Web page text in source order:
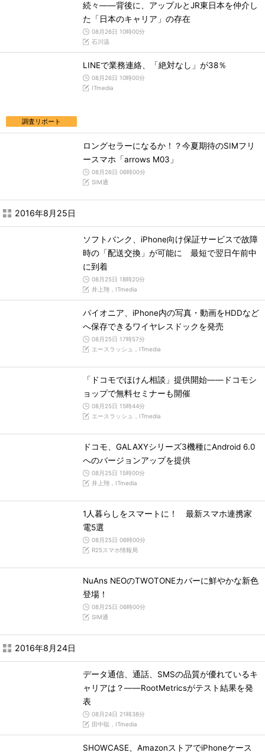
続々――背後に、アップルとJR東日本を仲介し
た「日本のキャリア」の存在
08月26日 10時00分
石川温
調査リポート
LINEで業務連絡、「絶対なし」が38％
08月26日 10時00分
ITmedia
ロングセラーになるか！？今夏期待のSIMフリ
ースマホ「arrows M03」
08月26日 06時00分
SIM通
2016年8月25日
ソフトバンク、iPhone向け保証サービスで故障
時の「配送交換」が可能に 最短で翌日午前中
に到着
08月25日 18時20分
井上翔，ITmedia
パイオニア、iPhone内の写真・動画をHDDなど
へ保存できるワイヤレスドックを発売
08月25日 17時57分
エースラッシュ，ITmedia
「ドコモでほけん相談」提供開始――ドコモシ
ョップで無料セミナーも開催
08月25日 15時44分
エースラッシュ，ITmedia
ドコモ、GALAXYシリーズ3機種にAndroid 6.0
へのバージョンアップを提供
08月25日 15時00分
井上翔，ITmedia
1人暮らしをスマートに！ 最新スマホ連携家
電5選
08月25日 06時00分
R25スマホ情報局
NuAns NEOのTWOTONEカバーに鮮やかな新色
登場！
08月25日 06時00分
SIM通
2016年8月24日
データ通信、通話、SMSの品質が優れているキ
ャリアは？――RootMetricsがテスト結果を発
表
08月24日 21時38分
田中聡，ITmedia
SHOWCASE、AmazonストアでiPhoneケース